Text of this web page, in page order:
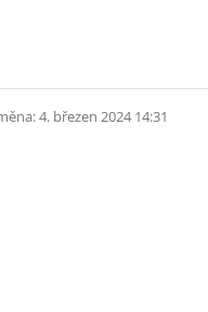
4. březen 2024 14:31